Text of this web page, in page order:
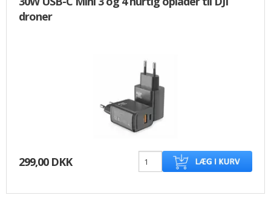
droner
299,00 DKK